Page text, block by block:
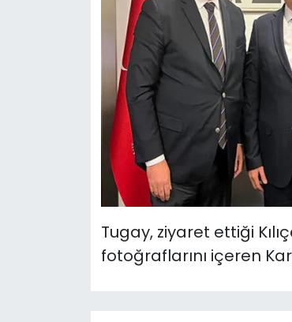
Tugay, ziyaret ettiği
fotoğraflarını içeren